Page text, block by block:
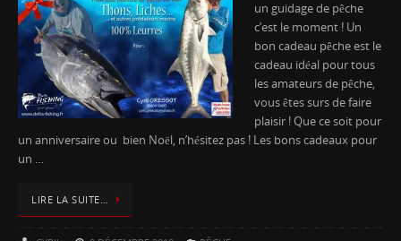
un guidage de pêche
c’est le moment ! Un
bon cadeau pêche est le
cadeau idéal pour tous
les amateurs de pêche,
vous êtes surs de faire
plaisir ! Que ce soit pour
un anniversaire ou bien Noël, n’hésitez pas ! Les bons cadeaux pour
un …
LIRE LA SUITE…